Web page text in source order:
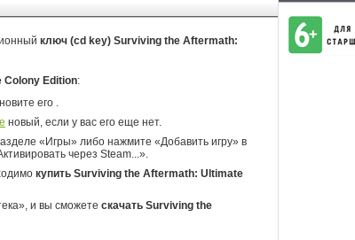
ключ (cd key) Surviving the Aftermath:
Colony Edition:
его .
новый, если у вас его еще нет.
«Игры» либо нажмите «Добавить игру» в
через Steam...».
купить Surviving the Aftermath: Ultimate
и вы сможете скачать Surviving the